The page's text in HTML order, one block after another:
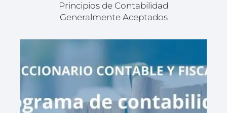
Principios de Contabilidad
Generalmente Aceptados